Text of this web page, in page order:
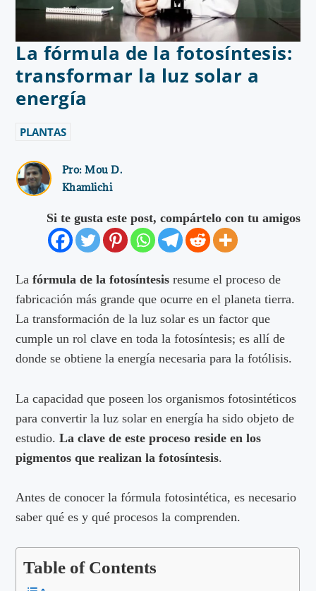
La fórmula de la fotosíntesis:
transformar la luz solar a
energía
PLANTAS
Pro:Mou D.
Khamlichi
Si te gusta este post, compártelo con tu amigos
Lafórmula de la fotosíntesis resume el proceso de
fabricación más grande que ocurre en el planeta tierra.
La transformación de la luz solar es un factor que
cumple un rol clave en toda la fotosíntesis; es allí de
donde se obtiene la energía necesaria para la fotólisis.
La capacidad que poseen los organismos fotosintéticos
para convertir la luz solar en energía ha sido objeto de
estudio.La clave de este proceso reside en los
pigmentos que realizan la fotosíntesis.
Antes de conocer la fórmula fotosintética, es necesario
saber qué es y qué procesos la comprenden.
Table of Contents